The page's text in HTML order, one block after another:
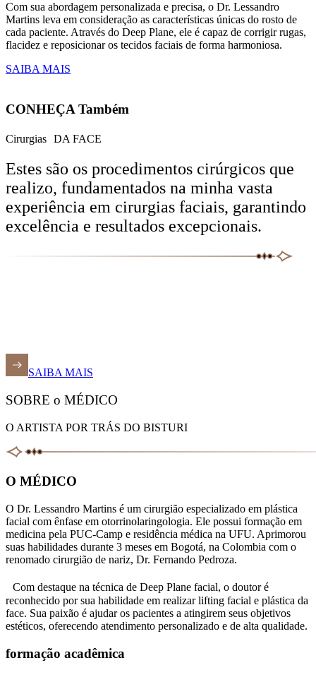
Com sua abordagem personalizada e precisa, o Dr. Lessandro
Martins leva em consideração as características únicas do rosto de
cada paciente. Através do Deep Plane, ele é capaz de corrigir rugas,
flacidez e reposicionar os tecidos faciais de forma harmoniosa.
SAIBA MAIS
CONHEÇA Também
Cirurgias DA FACE
Estes são os procedimentos cirúrgicos que
realizo, fundamentados na minha vasta
experiência em cirurgias faciais, garantindo
excelência e resultados excepcionais.
SAIBA MAIS
SOBRE o MÉDICO
O ARTISTA POR TRÁS DO BISTURI
O MÉDICO
O Dr. Lessandro Martins é um cirurgião especializado em plástica
facial com ênfase em otorrinolaringologia. Ele possui formação em
medicina pela PUC-Camp e residência médica na UFU. Aprimorou
suas habilidades durante 3 meses em Bogotá, na Colombia com o
renomado cirurgião de nariz, Dr. Fernando Pedroza.
Com destaque na técnica de Deep Plane facial, o doutor é
reconhecido por sua habilidade em realizar lifting facial e plástica da
face. Sua paixão é ajudar os pacientes a atingirem seus objetivos
estéticos, oferecendo atendimento personalizado e de alta qualidade.
formação acadêmica